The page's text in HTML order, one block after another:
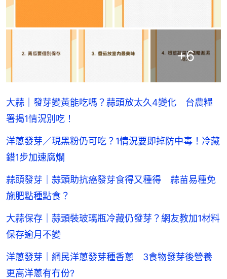
+6
大蒜｜發芽變黃能吃嗎？蒜頭放太久4變化 台農糧
署揭1情況別吃！
洋蔥發芽／現黑粉仍可吃？1情況要即掉防中毒！冷藏
錯1步加速腐爛
蒜頭發芽｜蒜頭助抗癌發芽食得又種得 蒜苗易種免
施肥點種點食？
大蒜保存｜蒜頭裝玻璃瓶冷藏仍發芽？網友教加1材料
保存逾月不變
洋蔥發芽｜網民洋蔥發芽種香蔥 3食物發芽後營養
更高洋蔥有冇份?